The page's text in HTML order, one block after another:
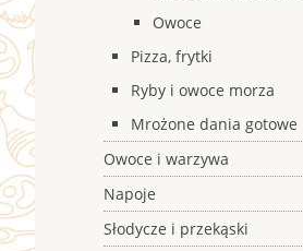
Owoce
Pizza, frytki
Ryby i owoce morza
Mrożone dania gotowe
Owoce i warzywa
Napoje
Słodycze i przekąski